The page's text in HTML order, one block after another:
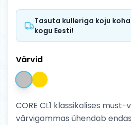
Tasuta kulleriga koju
kogu Eesti!
Värvid
CORE CL1 klassikalises must-
värvigammas ühendab